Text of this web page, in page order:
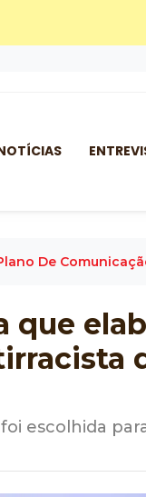
De
que
escolhida